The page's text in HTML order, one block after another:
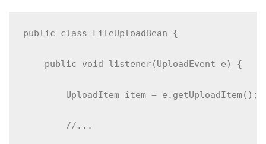
public class FileUploadBean {
    public void listener(UploadEvent e) {
        UploadItem item = e.getUploadItem();
        //...